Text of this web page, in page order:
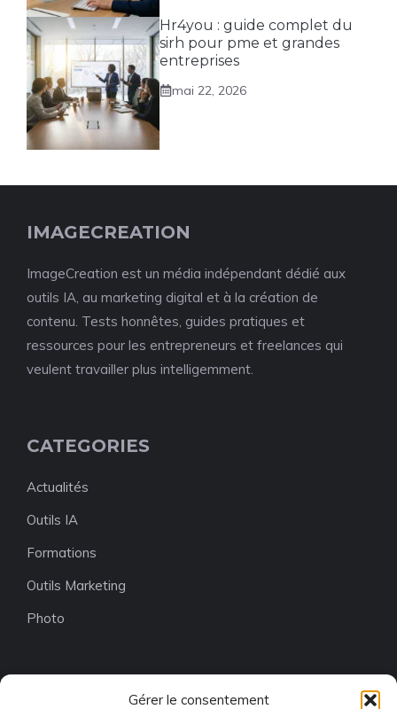
Gérer le consentement
Hr4you : guide complet du
sirh pour pme et grandes
entreprises
mai 22, 2026
IMAGECREATION
ImageCreation est un média indépendant dédié aux
outils IA, au marketing digital et à la création de
contenu. Tests honnêtes, guides pratiques et
ressources pour les entrepreneurs et freelances qui
veulent travailler plus intelligemment.
CATEGORIES
Actualités
Outils IA
Formations
Outils Marketing
Photo